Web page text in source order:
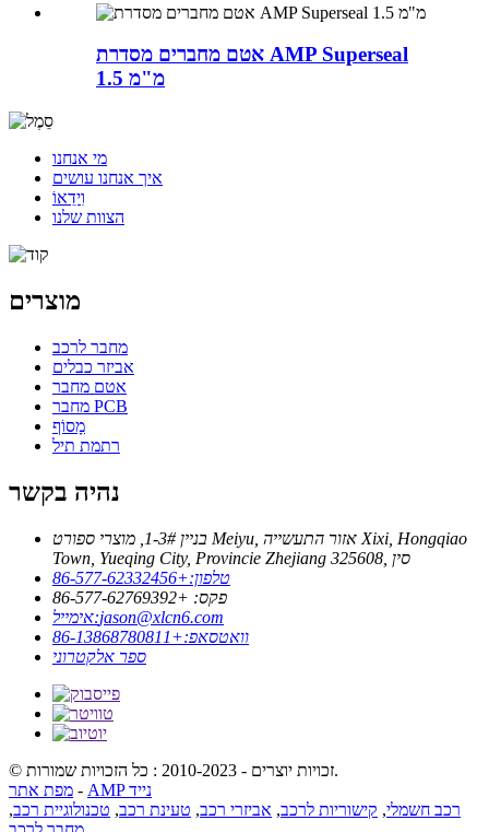
אטם מחברים מסדרת AMP Superseal
1.5 מ"מ
מי אנחנו
איך אנחנו עושים
וִידֵאוֹ
הצוות שלנו
מוצרים
מחבר לרכב
אביזר כבלים
אטם מחבר
מחבר PCB
מָסוֹף
רתמת תיל
נהיה בקשר
בניין 3#-1, מוצרי ספורט Meiyu, אזור התעשייה Xixi, Hongqiao
Town, Yueqing City, Provincie Zhejiang 325608, סין
טלפון:+86-577-62332456
פקס: +86-577-62769392
אימייל:jason@xlcn6.com
וואטסאפ:+86-13868780811
ספר אלקטרוני
© זכויות יוצרים - 2010-2023 : כל הזכויות שמורות.
מפת אתר -
AMP נייד
רכב חשמלי, קישוריות לרכב, אביזרי רכב, טעינת רכב, טכנולוגיית רכב,